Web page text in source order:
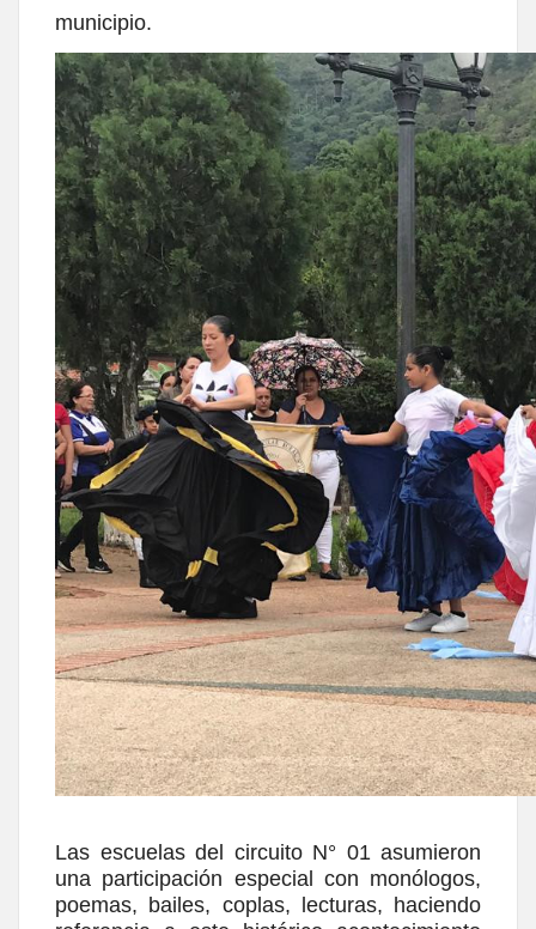
municipio.
Las escuelas del circuito N° 01 asumieron
una participación especial con monólogos,
poemas, bailes, coplas, lecturas, haciendo